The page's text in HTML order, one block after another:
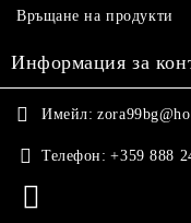
Връщане на продукти
Информация за
Имейл:
Телефон: +359 888